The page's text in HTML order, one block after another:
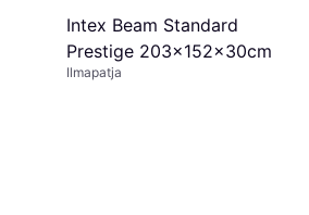
Intex Beam Standard
Prestige 203x152x30cm
Ilmapatja